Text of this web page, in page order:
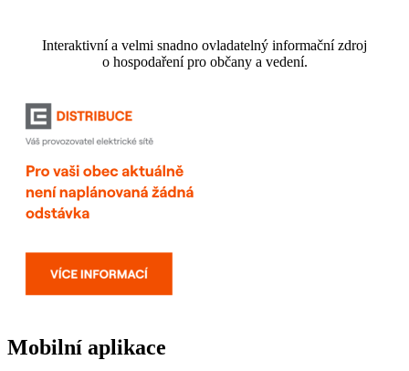
Interaktivní a velmi snadno ovladatelný informační zdroj
o hospodaření pro občany a vedení.
Mobilní aplikace